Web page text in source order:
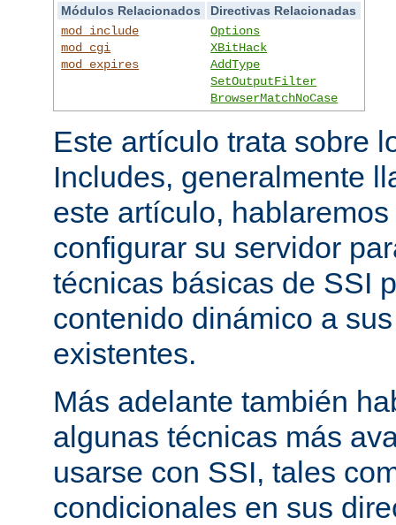
Módulos Relacionados
Directivas Relacionadas
mod_include
mod_cgi
mod_expires
Options
XBitHack
AddType
SetOutputFilter
BrowserMatchNoCase
Este artículo trata sobre
Includes, generalmente
este artículo,
configurar su servidor
técnicas básicas de SSI
contenido dinámico a
existentes.
Más adelante también
algunas técnicas más
usarse con SSI, tales
condicionales en sus